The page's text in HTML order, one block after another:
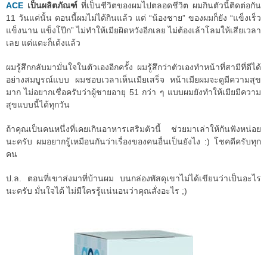
ACE เป็นผลิตภัณฑ์ที่เป็นชีวิตของผมไปตลอดชีวิต ผมกินตัวนี้ติดต่อกัน
11 วันแค่นั้น ตอนนี้ผมไม่ได้กินแล้ว แต่ “น้องชาย” ของผมก็ยัง “แข็งเร็ว
แข็งนาน แข็งโป๊ก” ไม่ทำให้เมียผิดหวังอีกเลย ไม่ต้องเล้าโลมให้เสียเวลา
เลย แต่แตะก็เด้งแล้ว
ผมรู้สึกกลับมามั่นใจในตัวเองอีกครั้ง ผมรู้สึกว่าตัวเองทำหน้าที่สามีที่ดีได้
อย่างสมบูรณ์แบบ ผมชอบเวลาเห็นเมียเสร็จ หน้าเมียผมจะดูมีความสุข
มาก ไม่อยากเชื่อครับว่าผู้ชายอายุ 51 กว่า ๆ แบบผมยังทำให้เมียมีความ
สุขแบบนี้ได้ทุกวัน
ถ้าคุณเป็นคนหนึ่งที่เคยเกินอาหารเสริมตัวนี้ ช่วยมาเล่าให้กันฟังหน่อย
นะครับ ผมอยากรู้เหมือนกันว่าเรื่องของคนอื่นเป็นยังไง :) โชคดีครับทุก
คน
ป.ล. ตอนที่เขาส่งมาที่บ้านผม บนกล่องพัสดุเขาไม่ได้เขียนว่าเป็นอะไร
นะครับ มั่นใจได้ ไม่มีใครรู้แน่นอนว่าคุณสั่งอะไร ;)